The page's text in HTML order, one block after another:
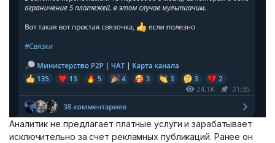
Аналитик не предлагает платные услуги и зарабатывает
исключительно за счет рекламных публикаций. Ранее он